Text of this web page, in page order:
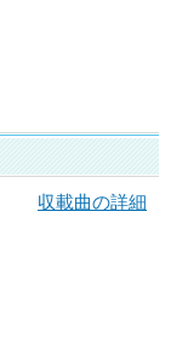
収載曲の詳細